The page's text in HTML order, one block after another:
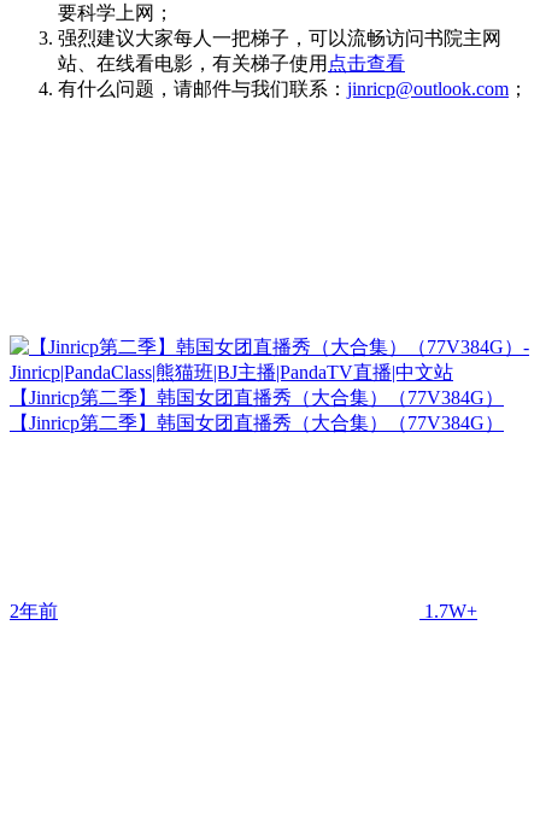
要科学上网；
强烈建议大家每人一把梯子，可以流畅访问书院主网
站、在线看电影，有关梯子使用 点击查看
有什么问题，请邮件与我们联系： jinricp@outlook.com ；
【Jinricp第二季】韩国女团直播秀（大合集）（77V384G）
【Jinricp第二季】韩国女团直播秀（大合集）（77V384G）
2年前 1.7W+